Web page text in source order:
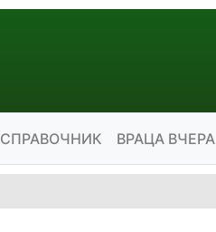
СПРАВОЧНИК ВРАЦА ВЧЕРА